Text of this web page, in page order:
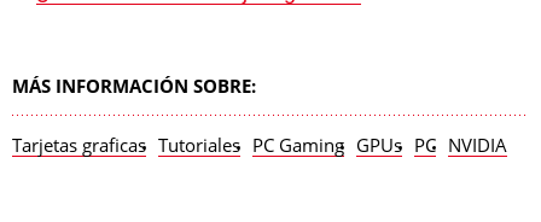
MÁS INFORMACIÓN SOBRE:
Tarjetas graficas Tutoriales PC Gaming GPUs PC NVIDIA